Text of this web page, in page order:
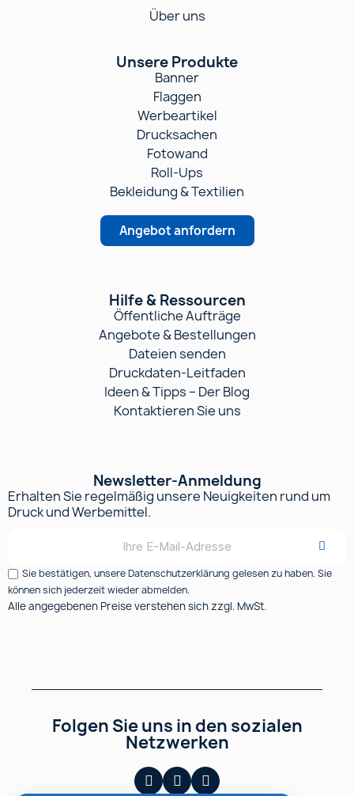
Über uns
Unsere Produkte
Banner
Flaggen
Werbeartikel
Drucksachen
Fotowand
Roll-Ups
Bekleidung & Textilien
Angebot anfordern
Hilfe & Ressourcen
Öffentliche Aufträge
Angebote & Bestellungen
Dateien senden
Druckdaten-Leitfaden
Ideen & Tipps – Der Blog
Kontaktieren Sie uns
Newsletter-Anmeldung
Erhalten Sie regelmäßig unsere Neuigkeiten rund um
Druck und Werbemittel.
Sie bestätigen, unsere Datenschutzerklärung gelesen zu haben. Sie
können sich jederzeit wieder abmelden.
Alle angegebenen Preise verstehen sich zzgl. MwSt.
Folgen Sie uns in den sozialen
Netzwerken